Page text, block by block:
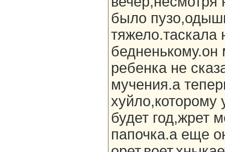
было
тяжело.таскала
ребенка не
мучения.а
хуйло,которому
будет год,жрет
папочка.а еще